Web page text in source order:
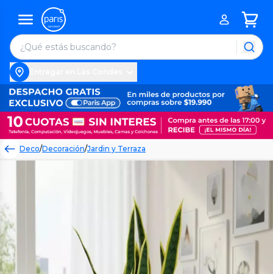
Deco/Decoración/Jardin y Terraza